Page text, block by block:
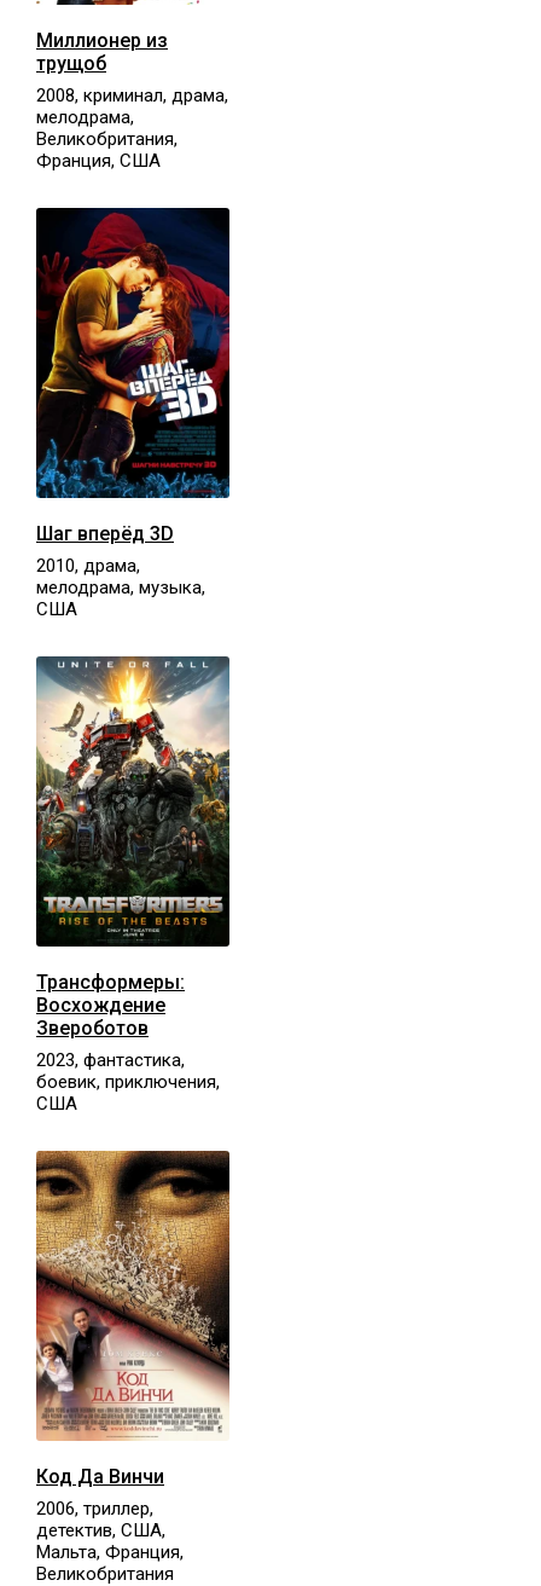
Миллионер из
трущоб
2008, криминал, драма,
мелодрама,
Великобритания,
Франция, США
Шаг вперёд 3D
2010, драма,
мелодрама, музыка,
США
Трансформеры:
Восхождение
Звероботов
2023, фантастика,
боевик, приключения,
США
Код Да Винчи
2006, триллер,
детектив, США,
Мальта, Франция,
Великобритания